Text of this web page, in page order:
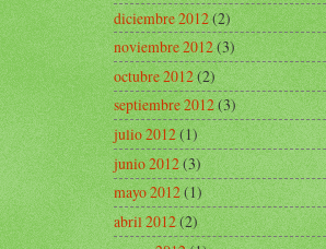
diciembre 2012(2)
noviembre 2012(3)
octubre 2012(2)
septiembre 2012(3)
julio 2012(1)
junio 2012(3)
mayo 2012(1)
abril 2012(2)